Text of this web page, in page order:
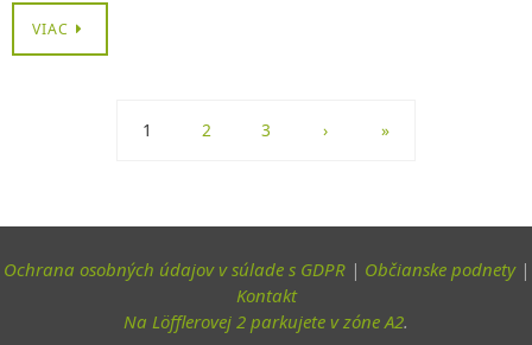
VIAC
1 2 3 › »
Ochrana osobných údajov v súlade s GDPR| Občianske podnety|
Kontakt
Na Löfflerovej 2 parkujete v zóne A2.